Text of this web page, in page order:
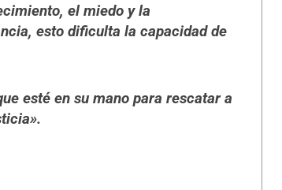
el miedo y la
esto dificulta la capacidad de
esté en su mano para rescatar a